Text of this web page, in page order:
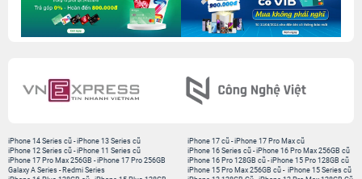
iPhone 14 Series cũ -iPhone 13 Series cũ
iPhone 12 Series cũ -iPhone 11 Series cũ
iPhone 17 Pro Max 256GB -iPhone 17 Pro 256GB
Galaxy A Series - Redmi Series
iPhone 17 cũ-iPhone 17 Pro Max cũ
iPhone 16 Series cũ- iPhone 16 Pro Max 256GB cũ
iPhone 16 Pro 128GB cũ-iPhone 15 Pro 128GB cũ
iPhone 15 Pro Max 256GB cũ- iPhone 15 Series cũ